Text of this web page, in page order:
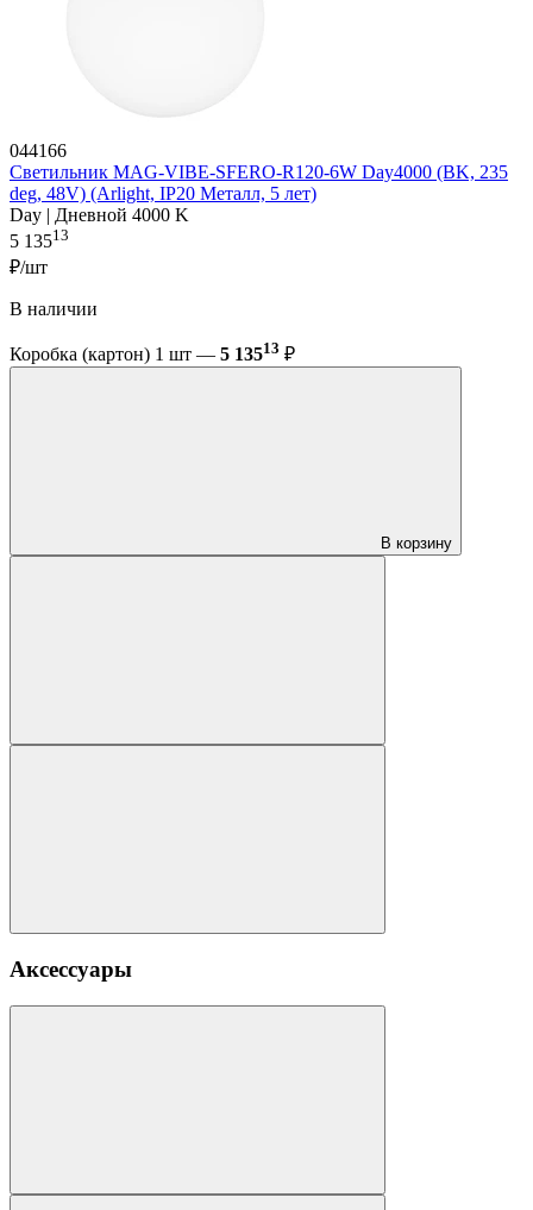
044166
Светильник MAG-VIBE-SFERO-R120-6W Day4000 (BK, 235
deg, 48V) (Arlight, IP20 Металл, 5 лет)
Day | Дневной 4000 K
5 13513
₽/шт
В наличии
Коробка (картон) 1 шт — 5 13513 ₽
В корзину
Аксессуары